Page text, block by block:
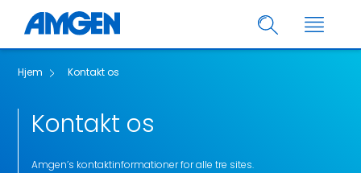
Hjem Kontakt os
Kontakt os
Amgen’s kontaktinformationer for alle tre sites.